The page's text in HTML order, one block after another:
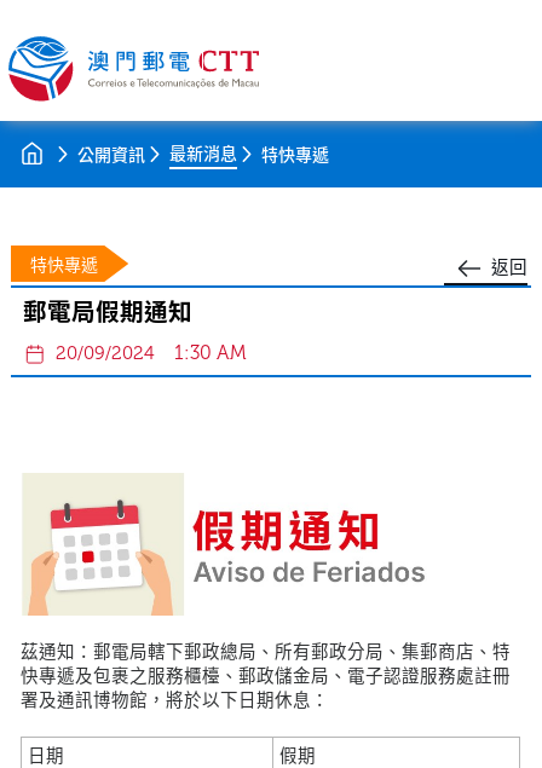
公開資訊 最新消息 特快專遞
返回
特快專遞
郵電局假期通知
20/09/2024 1:30 AM
茲通知：郵電局轄下郵政總局、所有郵政分局、集郵商店、特
快專遞及包裹之服務櫃檯、郵政儲金局、電子認證服務處註冊
署及通訊博物館，將於以下日期休息：
日期
假期